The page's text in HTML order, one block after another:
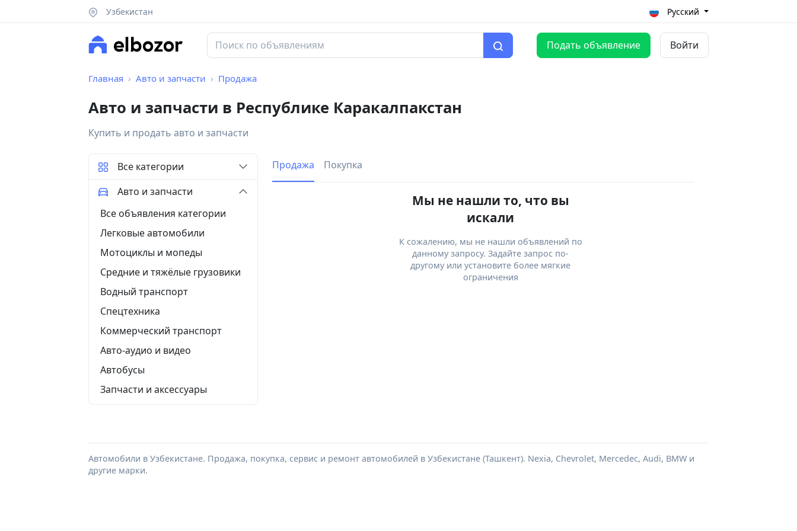
Узбекистан Русский
Подать объявление Войти
Главная Авто и запчасти Продажа
Авто и запчасти в Республике Каракалпакстан
Купить и продать авто и запчасти
Продажа Покупка
Мы не нашли то, что вы
искали
К сожалению, мы не нашли объявлений по
данному запросу. Задайте запрос по-
другому или установите более мягкие
ограничения
Все категории
Авто и запчасти
Все объявления категории
Легковые автомобили
Мотоциклы и мопеды
Средние и тяжёлые грузовики
Водный транспорт
Спецтехника
Коммерческий транспорт
Авто-аудио и видео
Автобусы
Запчасти и аксессуары
Автомобили в Узбекистане. Продажа, покупка, сервис и ремонт автомобилей в Узбекистане (Ташкент). Nexia, Chevrolet, Mercedec, Audi, BMW и
другие марки.